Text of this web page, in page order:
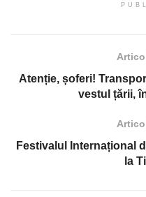
Atenție, șoferi!
vestul țării,
Festivalul Internațional
la